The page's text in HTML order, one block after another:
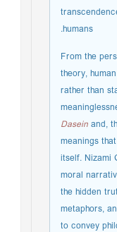
humans.
From the
theory,
rather than
Daseinand,
meanings
itself.
moral
the hidden
metaphors,
to convey